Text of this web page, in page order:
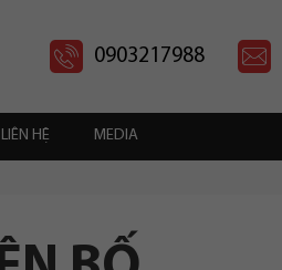
0903217988
LIÊN HỆ MEDIA